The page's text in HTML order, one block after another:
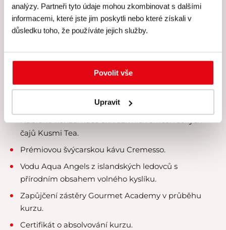
analýzy. Partneři tyto údaje mohou zkombinovat s dalšími
informacemi, které jste jim poskytli nebo které získali v
důsledku toho, že používáte jejich služby.
Povolit vše
Upravit
Cena všech našich kurzů
zahrnuje
Veškeré suroviny, u nichž klademe velký důraz na
čerstvost a kvalitu.
Kvalitní rozlévané víno.
Nabídku konzumace exkluzivních směsí ruských
čajů Kusmi Tea.
Prémiovou švýcarskou kávu Cremesso.
Vodu Aqua Angels z islandských ledovců s
přírodním obsahem volného kyslíku.
Zapůjčení zástěry Gourmet Academy v průběhu
kurzu.
Certifikát o absolvování kurzu.